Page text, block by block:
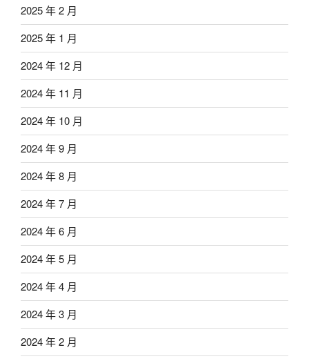
2025 年 2 月
2025 年 1 月
2024 年 12 月
2024 年 11 月
2024 年 10 月
2024 年 9 月
2024 年 8 月
2024 年 7 月
2024 年 6 月
2024 年 5 月
2024 年 4 月
2024 年 3 月
2024 年 2 月